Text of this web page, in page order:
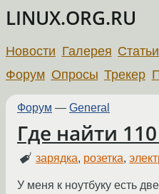
LINUX.ORG.RU
Новости Галерея Статьи
Форум Опросы Трекер
Форум — General
Где найти
зарядка, розетка,
У меня к ноутбуку есть